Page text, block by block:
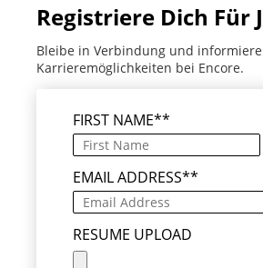
Registriere Dich Für
Bleibe in Verbindung und
Karrieremöglichkeiten bei Encore.
FIRST NAME*
EMAIL ADDRESS*
RESUME UPLOAD